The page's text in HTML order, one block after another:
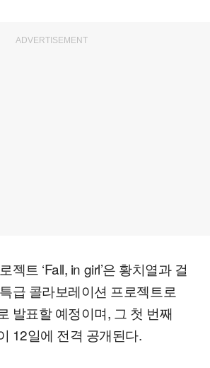
ADVERTISEMENT
젝트 ‘Fall, in girl’은 황치열과 걸
급 콜라보레이션 프로젝트로
발표할 예정이며, 그 첫 번째
12일에 전격 공개된다.